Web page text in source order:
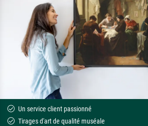
nu.
Un service client passionné
Tirages d'art de qualité muséale